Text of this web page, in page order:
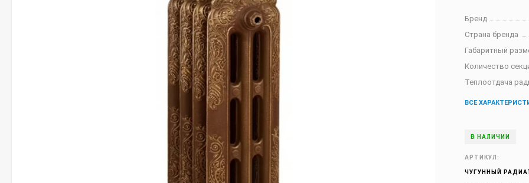
Бренд
Страна бренда
Габаритный
Количество
Теплоотдача
ВСЕ
В НАЛИЧИИ
АРТИКУЛ:
ЧУГУННЫЙ